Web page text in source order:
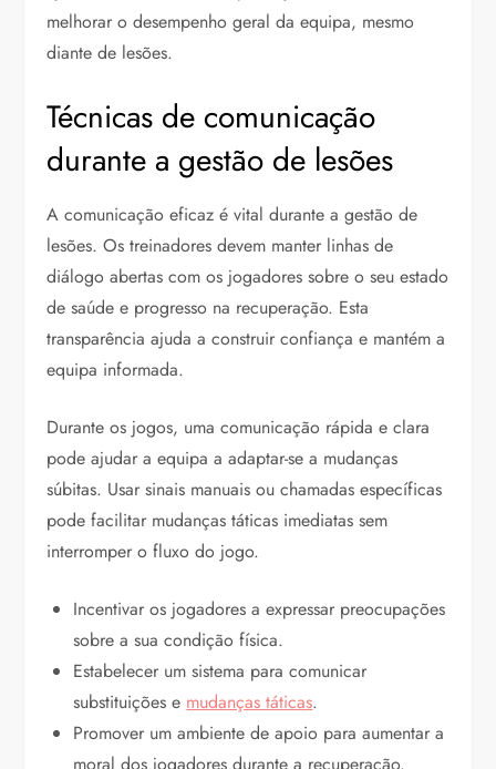
melhorar o desempenho geral da equipa, mesmo
diante de lesões.
Técnicas de comunicação
durante a gestão de lesões
A comunicação eficaz é vital durante a gestão de
lesões. Os treinadores devem manter linhas de
diálogo abertas com os jogadores sobre o seu estado
de saúde e progresso na recuperação. Esta
transparência ajuda a construir confiança e mantém a
equipa informada.
Durante os jogos, uma comunicação rápida e clara
pode ajudar a equipa a adaptar-se a mudanças
súbitas. Usar sinais manuais ou chamadas específicas
pode facilitar mudanças táticas imediatas sem
interromper o fluxo do jogo.
Incentivar os jogadores a expressar preocupações
sobre a sua condição física.
Estabelecer um sistema para comunicar
substituições e mudanças táticas.
Promover um ambiente de apoio para aumentar a